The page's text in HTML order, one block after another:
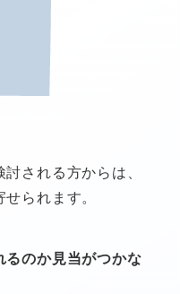
される方からは、
られます。
るのか見当がつかな